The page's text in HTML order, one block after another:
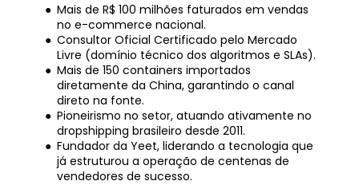
Mais de R$ 100 milhões faturados em vendas
no e-commerce nacional.
Consultor Oficial Certificado pelo Mercado
Livre (domínio técnico dos algoritmos e SLAs).
Mais de 150 containers importados
diretamente da China, garantindo o canal
direto na fonte.
Pioneirismo no setor, atuando ativamente no
dropshipping brasileiro desde 2011.
Fundador da Yeet, liderando a tecnologia que
já estruturou a operação de centenas de
vendedores de sucesso.